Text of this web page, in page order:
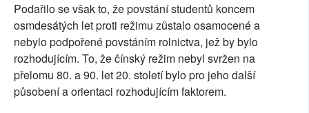
Podařilo se však to, že povstání studentů koncem
osmdesátých let proti režimu zůstalo osamocené a
nebylo podpořené povstáním rolnictva, jež by bylo
rozhodujícím. To, že čínský režim nebyl svržen na
přelomu 80. a 90. let 20. století bylo pro jeho další
působení a orientaci rozhodujícím faktorem.